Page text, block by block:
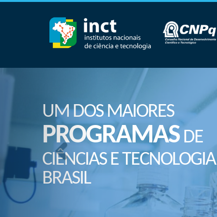
UM DOS MAIORES
PROGRAMASDE
CIÊNCIAS E
BRASIL